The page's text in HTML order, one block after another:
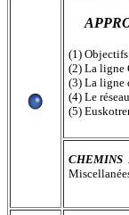
(1)
(2) La ligne
(3) La ligne
(4) Le
(5)
CHEMINS